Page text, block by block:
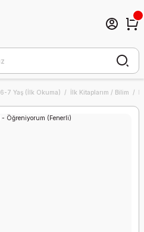
6-7 Yaş (İlk Okuma) İlk Kitaplarım / Bilim